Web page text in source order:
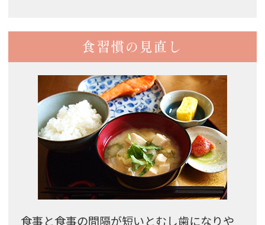
食習慣の見直し
食事と食事の間隔が短いとむし歯になりや